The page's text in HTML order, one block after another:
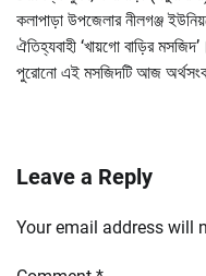
কলাপাড়া উপজেলার নীলগঞ্জ
ঐতিহ্যবাহী ‘খায়গো বাড়ির
পুরোনো এই মসজিদটি আজ
Leave a Reply
Your email address will